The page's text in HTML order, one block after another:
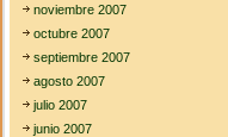
noviembre 2007
octubre 2007
septiembre 2007
agosto 2007
julio 2007
junio 2007